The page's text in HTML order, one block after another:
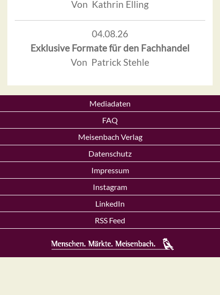
Von Kathrin Elling
04.08.26
Exklusive Formate für den Fachhandel
Von Patrick Stehle
Mediadaten
FAQ
Meisenbach Verlag
Datenschutz
Impressum
Instagram
LinkedIn
RSS Feed